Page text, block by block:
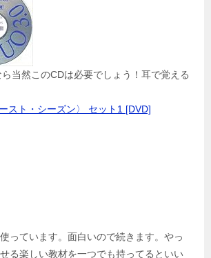
当然このCDは必要でしょう！耳で覚える
スト・シーズン〉 セット1 [DVD]
っています。面白いので続きます。やっ
る楽しい教材を一つでも持ってるといい